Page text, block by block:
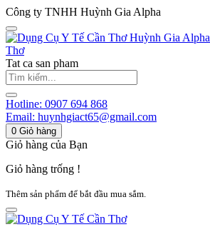
Công ty TNHH Huỳnh Gia Alpha
Huỳnh Gia Alpha
Thơ
Tat ca san pham
Hotline: 0907 694 868
Email: huynhgiact65@gmail.com
0 Giỏ hàng
Giỏ hàng của Bạn
Giỏ hàng trống !
Thêm sản phẩm để bắt đầu mua sắm.